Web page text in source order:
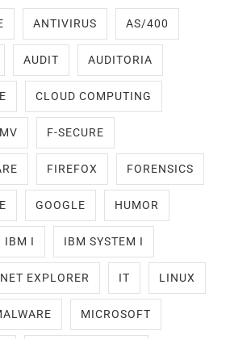
ANTIVIRUS AS/400
AUDIT AUDITORIA
CLOUD COMPUTING
F-SECURE
FIREFOX FORENSICS
GOOGLE HUMOR
IBM I IBM SYSTEM I
EXPLORER IT LINUX
MICROSOFT